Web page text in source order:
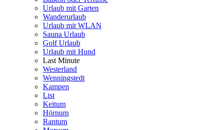
Urlaub mit Garten
Wanderurlaub
Urlaub mit WLAN
Sauna Urlaub
Golf Urlaub
Urlaub mit Hund
Last Minute
Westerland
Wenningstedt
Kampen
List
Keitum
Hörnum
Rantum